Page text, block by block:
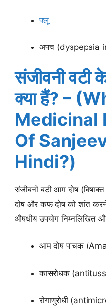
फ्लू
अपच (dyspepsia
संजीवनी वटी
क्या हैं? –
Medicinal
Of
Hindi?)
संजीवनी वटी आम दोष
दोष और कफ दोष को शांत
औषधीय उपयोग निम्नलिखित
आम दोष पाचक
कासरोधक
रोगाणुरोधी